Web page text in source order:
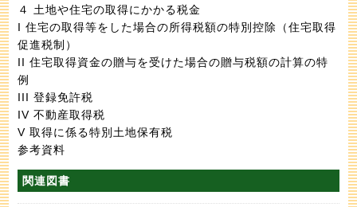
４ 土地や住宅の取得にかかる税金
I 住宅の取得等をした場合の所得税額の特別控除（住宅取得
促進税制）
II 住宅取得資金の贈与を受けた場合の贈与税額の計算の特
例
III 登録免許税
IV 不動産取得税
V 取得に係る特別土地保有税
参考資料
関連図書